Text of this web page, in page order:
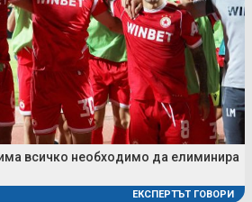
всичко необходимо да елиминира
ЕКСПЕРТЪТ ГОВОРИ